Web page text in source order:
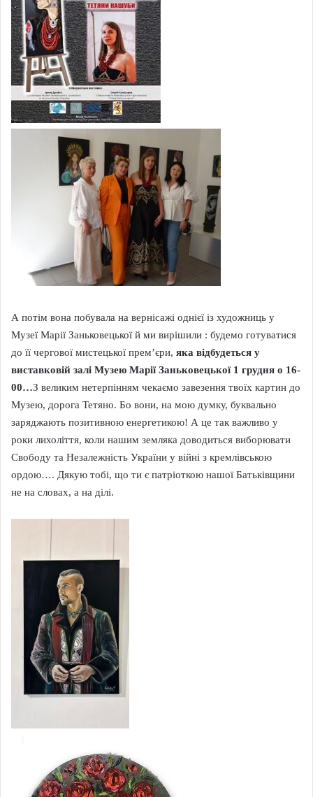
А потім вона побувала на вернісажі однієї із художниць у
Музеї Марії Заньковецької й ми вирішили : будемо готуватися
до її чергової мистецької прем’єри, яка відбудеться у
виставковій залі Музею Марії Заньковецької 1 грудня о 16-
00…З великим нетерпінням чекаємо завезення твоїх картин до
Музею, дорога Тетяно. Бо вони, на мою думку, буквально
заряджають позитивною енергетикою! А це так важливо у
роки лихоліття, коли нашим земляка доводиться виборювати
Свободу та Незалежність України у війні з кремлівською
ордою…. Дякую тобі, що ти є патріоткою нашої Батьківщини
не на словах, а на ділі.